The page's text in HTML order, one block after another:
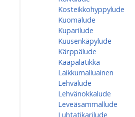
Kosteikkohyppylude
Kuomalude
Kuparilude
Kuusenkäpylude
Kärppälude
Kääpälatikka
Laikkumalluainen
Lehvälude
Lehvänokkalude
Leveäsammallude
Luhtatikarilude